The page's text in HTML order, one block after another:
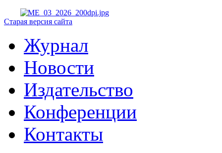
Старая версия сайта
Журнал
Новости
Издательство
Конференции
Контакты